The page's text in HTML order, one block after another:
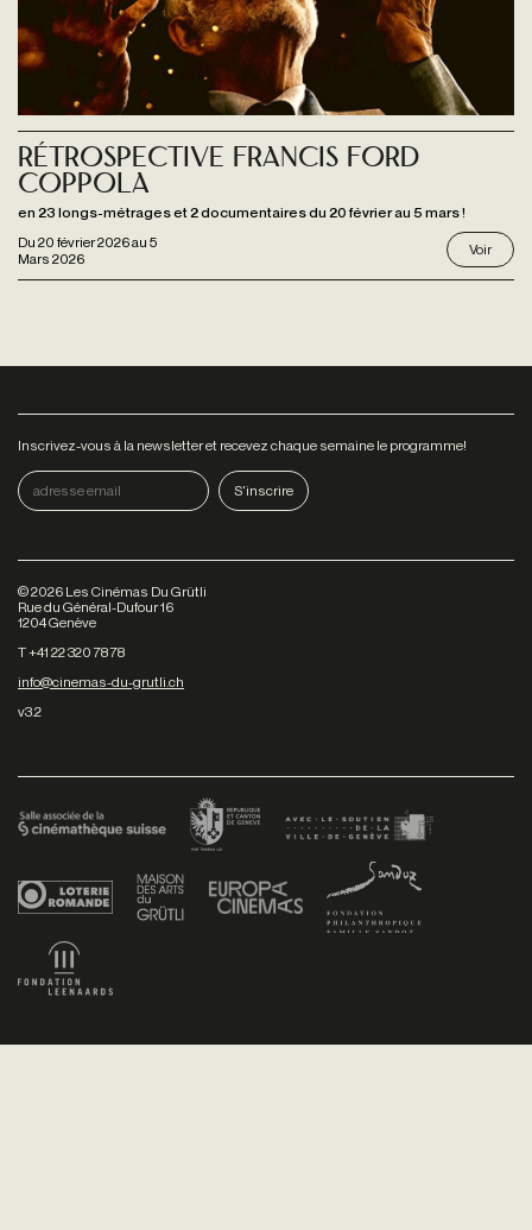
Du 20 février 2026au 5
Mars 2026
Rétrospective Francis Ford
Coppola
en 23 longs-métrages et 2 documentaires du 20 février au 5 mars !
Voir
Inscrivez-vous à la newsletter et recevez chaque semaine le programme!
©2026 Les Cinémas Du Grütli
Rue du Général-Dufour 16
1204 Genève
T +41 22 320 78 78
info@cinemas-du-grutli.ch
v3.2